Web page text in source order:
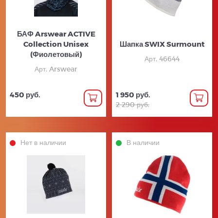
БАФ Arswear ACTIVE
Collection Unisex
(Фиолетовый)
Арт. Arswear
450 руб.
Шапка SWIX Surmount
Арт. 46644
1 950 руб.
2 290 руб.
Нет в наличии В наличии